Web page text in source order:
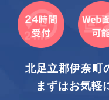
北足立郡伊奈町
まずはお気軽